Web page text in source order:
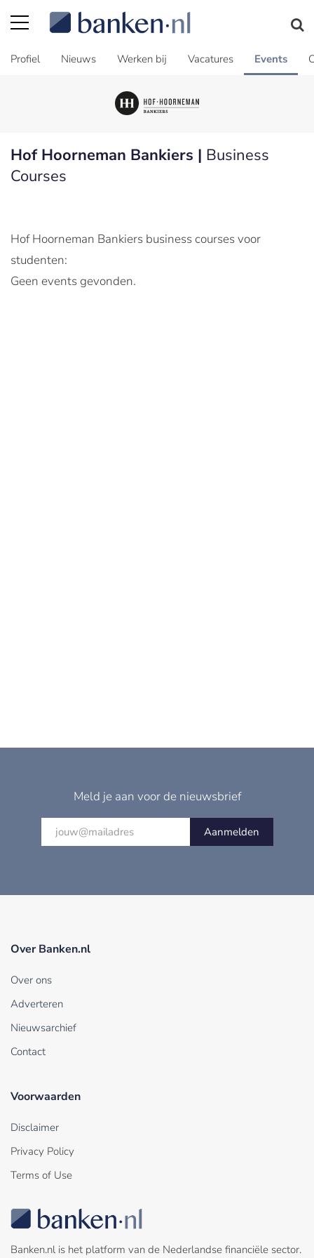
Profiel Nieuws Werken bij Vacatures Events
Hof Hoorneman Bankiers | Business
Courses
Hof Hoorneman Bankiers business courses voor
studenten:
Geen events gevonden.
Meld je aan voor de nieuwsbrief
Aanmelden
Over Banken.nl
Over ons
Adverteren
Nieuwsarchief
Contact
Voorwaarden
Disclaimer
Privacy Policy
Terms of Use
Banken.nl is het platform van de Nederlandse financiële sector.